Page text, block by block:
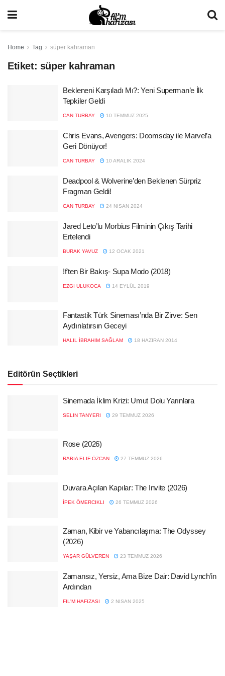
Home Tag süper kahraman
Etiket: süper kahraman
Bekleneni Karşıladı Mı?: Yeni Superman’e İlk
Tepkiler Geldi
CAN TURBAY 10 TEMMUZ 2025
Chris Evans, Avengers: Doomsday ile Marvel’a
Geri Dönüyor!
CAN TURBAY 10 ARALIK 2024
Deadpool & Wolverine’den Beklenen Sürpriz
Fragman Geldi!
CAN TURBAY 24 NISAN 2024
Jared Leto’lu Morbius Filminin Çıkış Tarihi
Ertelendi
BURAK YAVUZ 12 OCAK 2021
!f’ten Bir Bakış- Supa Modo (2018)
EZGI ULUKOCA 14 EYLÜL 2019
Fantastik Türk Sineması’nda Bir Zirve: Sen
Aydınlatırsın Geceyi
HALIL İBRAHIM SAĞLAM 18 HAZIRAN 2014
Editörün Seçtikleri
Sinemada İklim Krizi: Umut Dolu Yarınlara
SELIN TANYERI 29 TEMMUZ 2026
Rose (2026)
RABIA ELIF ÖZCAN 27 TEMMUZ 2026
Duvara Açılan Kapılar: The Invite (2026)
İPEK ÖMERCIKLI 26 TEMMUZ 2026
Zaman, Kibir ve Yabancılaşma: The Odyssey
(2026)
YAŞAR GÜLVEREN 23 TEMMUZ 2026
Zamansız, Yersiz, Ama Bize Dair: David Lynch’in
Ardından
FIL'M HAFIZASI 2 NISAN 2025